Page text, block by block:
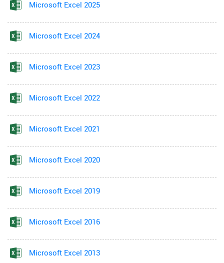
Microsoft Excel 2025
Microsoft Excel 2024
Microsoft Excel 2023
Microsoft Excel 2022
Microsoft Excel 2021
Microsoft Excel 2020
Microsoft Excel 2019
Microsoft Excel 2016
Microsoft Excel 2013